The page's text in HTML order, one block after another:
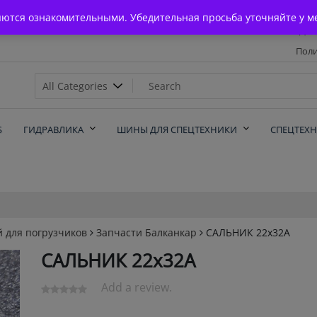
ознакомительными. Убедительная просьба уточняйте у
ГИДРАВЛИКА ШИНЫ ДЛЯ СПЕЦТЕХНИКИ
для погрузчиков Запчасти Балканкар САЛЬНИК 22х32А
САЛЬНИК 22х32А
Add a review.